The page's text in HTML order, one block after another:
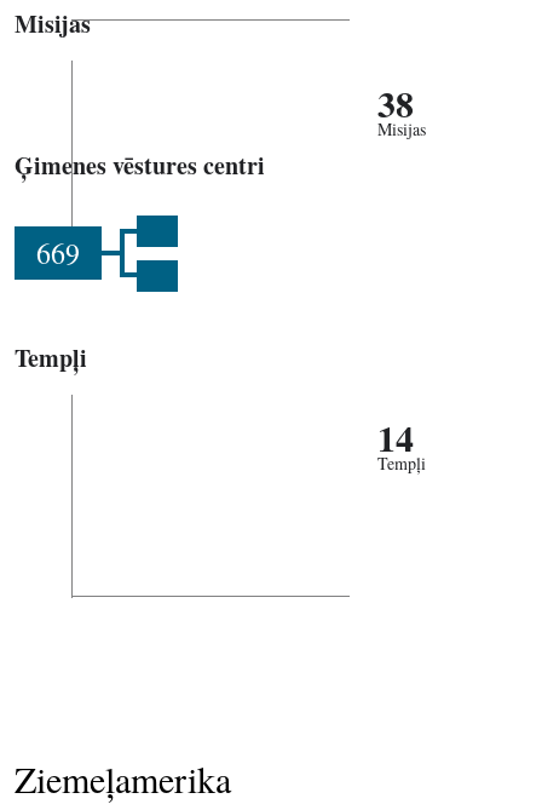
Misijas
38
Misijas
Ģimenes vēstures centri
669
Tempļi
14
Tempļi
Ziemeļamerika